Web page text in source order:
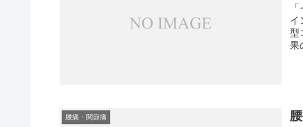
イ
型
果
腰痛・関節痛